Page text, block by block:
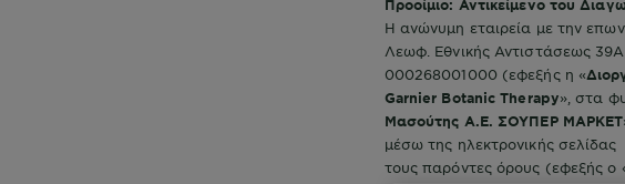
Προοίμιο: Αντικείμενο του
Η ανώνυμη εταιρεία με την
Λεωφ. Εθνικής Αντιστάσεως
000268001000 (εφεξής η «
Garnier Botanic Therapy», στα
Μασούτης Α.Ε. ΣΟΥΠΕΡ ΜΑΡΚΕΤ
μέσω της ηλεκτρονικής σελίδας
τους παρόντες όρους (εφεξής ο